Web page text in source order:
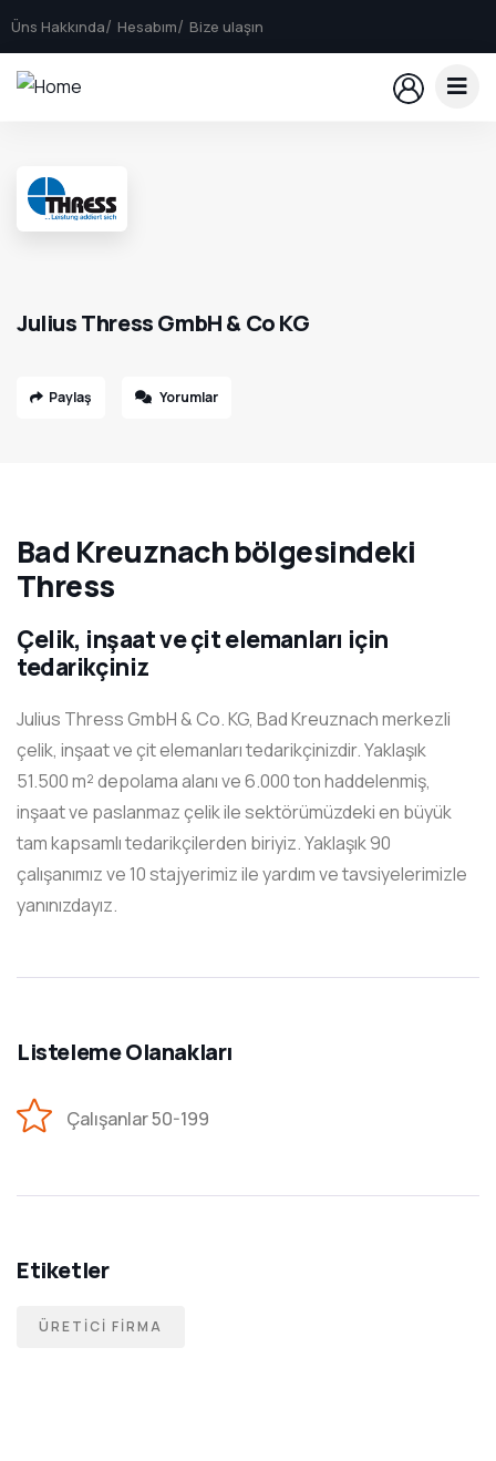
Üns Hakkında Hesabım Bize ulaşın
Julius Thress GmbH & Co KG
Paylaş Yorumlar
Bad Kreuznach bölgesindeki
Thress
Çelik, inşaat ve çit elemanları için
tedarikçiniz
Julius Thress GmbH & Co. KG, Bad Kreuznach merkezli
çelik, inşaat ve çit elemanları tedarikçinizdir. Yaklaşık
51.500 m² depolama alanı ve 6.000 ton haddelenmiş,
inşaat ve paslanmaz çelik ile sektörümüzdeki en büyük
tam kapsamlı tedarikçilerden biriyiz. Yaklaşık 90
çalışanımız ve 10 stajyerimiz ile yardım ve tavsiyelerimizle
yanınızdayız.
Listeleme Olanakları
Çalışanlar 50-199
Etiketler
ÜRETICI FIRMA